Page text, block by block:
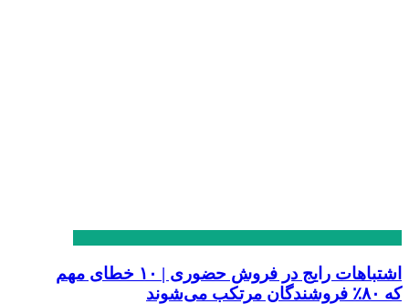
اشتباهات رایج در فروش حضوری | ۱۰ خطای مهم
که ۸۰٪ فروشندگان مرتکب می‌شوند